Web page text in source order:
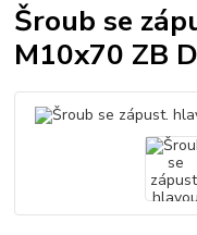
Šroub se
M10x70 ZB